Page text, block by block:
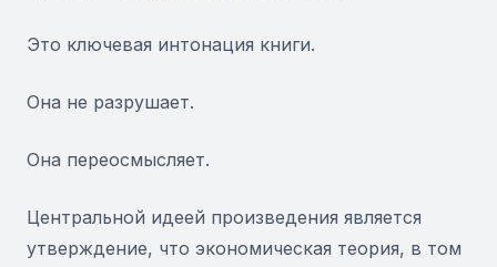
Это ключевая интонация книги.
Она не разрушает.
Она переосмысляет.
Центральной идеей произведения является
утверждение, что экономическая теория, в том